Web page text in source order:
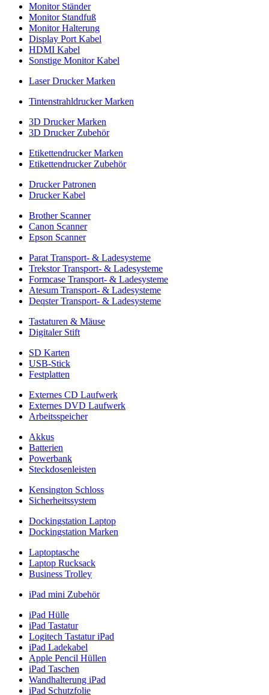
Monitor Ständer
Monitor Standfuß
Monitor Halterung
Display Port Kabel
HDMI Kabel
Sonstige Monitor Kabel
Laser Drucker Marken
Tintenstrahldrucker Marken
3D Drucker Marken
3D Drucker Zubehör
Etikettendrucker Marken
Etikettendrucker Zubehör
Drucker Patronen
Drucker Kabel
Brother Scanner
Canon Scanner
Epson Scanner
Parat Transport- & Ladesysteme
Trekstor Transport- & Ladesysteme
Formcase Transport- & Ladesysteme
Atesum Transport- & Ladesysteme
Deqster Transport- & Ladesysteme
Tastaturen & Mäuse
Digitaler Stift
SD Karten
USB-Stick
Festplatten
Externes CD Laufwerk
Externes DVD Laufwerk
Arbeitsspeicher
Akkus
Batterien
Powerbank
Steckdosenleisten
Kensington Schloss
Sicherheitssystem
Dockingstation Laptop
Dockingstation Marken
Laptoptasche
Laptop Rucksack
Business Trolley
iPad mini Zubehör
iPad Hülle
iPad Tastatur
Logitech Tastatur iPad
iPad Ladekabel
Apple Pencil Hüllen
iPad Taschen
Wandhalterung iPad
iPad Schutzfolie